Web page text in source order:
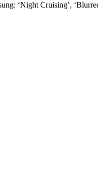
‘Night Cruising’,